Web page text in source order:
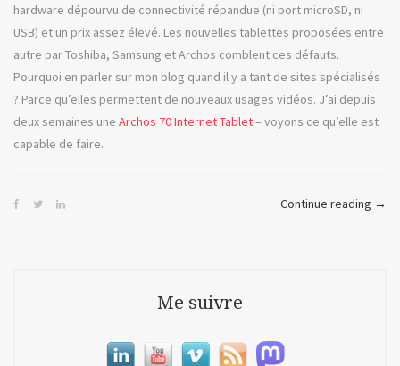
hardware dépourvu de connectivité répandue (ni port microSD, ni
USB) et un prix assez élevé. Les nouvelles tablettes proposées entre
autre par Toshiba, Samsung et Archos comblent ces défauts.
Pourquoi en parler sur mon blog quand il y a tant de sites spécialisés
? Parce qu’elles permettent de nouveaux usages vidéos. J’ai depuis
deux semaines une Archos 70 Internet Tablet– voyons ce qu’elle est
capable de faire.
Continue reading « Les
→
Me suivre